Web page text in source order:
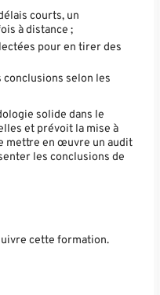
courts, un
à distance ;
pour en tirer des
selon les
solide dans le
et prévoit la mise à
mettre en œuvre un audit
les conclusions de
cette formation.